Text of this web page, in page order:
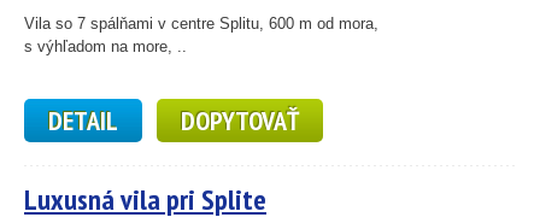
Vila so 7 spálňami v centre Splitu, 600 m od mora,
s výhľadom na more, ..
DETAIL DOPYTOVAŤ
Luxusná vila pri Splite